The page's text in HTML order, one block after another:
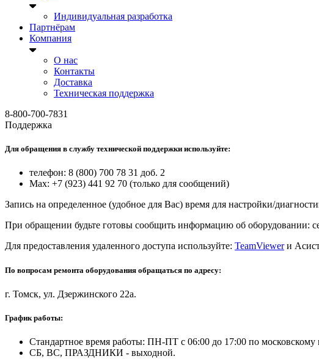
Индивидуальная разработка
Партнёрам
Компания
О нас
Контакты
Доставка
Техническая поддержка
8-800-700-7831
Поддержка
Для обращения в службу технической поддержки используйте:
телефон: 8 (800) 700 78 31 доб. 2
Max: +7 (923) 441 92 70 (только для сообщений)
Запись на определенное (удобное для Вас) время для настройки/
При обращении будьте готовы сообщить информацию об оборудовании:
Для предоставления удаленного доступа используйте: TeamViewerи
По вопросам ремонта оборудования обращаться по адресу:
г. Томск, ул. Дзержинского 22а.
График работы:
Стандартное время работы: ПН-ПТ с 06:00 до 17:00 по московскому
СБ, ВС, ПРАЗДНИКИ - выходной.